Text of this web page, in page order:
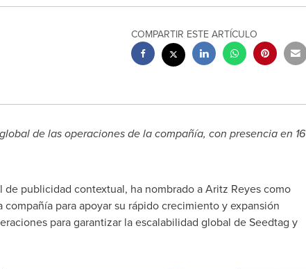
COMPARTIR ESTE ARTÍCULO
de las operaciones de la compañía, con presencia en 16
de publicidad contextual, ha nombrado a Aritz Reyes como
para apoyar su rápido crecimiento y expansión
para garantizar la escalabilidad global de Seedtag y